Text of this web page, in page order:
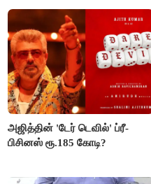
அஜித்தின் 'டேர் டெவில்' ப்ரீ-
பிசினஸ் ரூ.185 கோடி?